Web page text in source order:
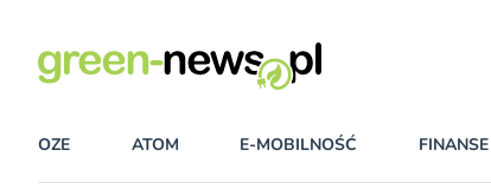
OZE ATOM E-MOBILNOŚĆ FINANSE